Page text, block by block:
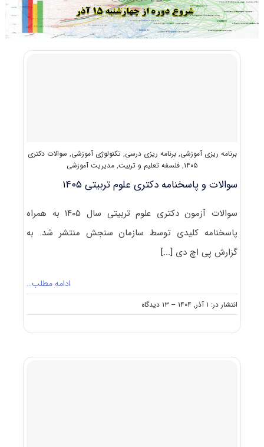
برنامه ریزی آموزشی,برنامه ریزی درسی,تکنولوژی آموزشی, سوالات دکتری
۱۴۰۵,فلسفه تعلیم و تربیت,مدیریت آموزشی
سوالات و پاسخنامه دکتری علوم تربیتی ۱۴۰۵
سوالات آزمون دکتری علوم تربیتی سال ۱۴۰۵ به همراه
پاسخنامه کلیدی توسط سازمان سنجش منتشر شد. به
گزارش پی اچ دی [...]
ادامه مطلب…
انتشار در: ۱ آذر, ۱۴۰۴ -- ۱۳ دیدگاه
on
سوالات
علوم